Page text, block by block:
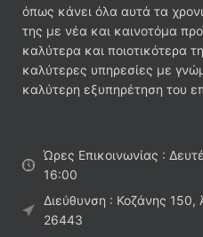
όπως κάνει όλα αυτά τα
της με νέα και καινοτόμα
καλύτερα και ποιοτικότερα
καλύτερες υπηρεσίες με
καλύτερη εξυπηρέτηση του
Ώρες Επικοινωνίας :
16:00
Διεύθυνση : Κοζάνης
26443